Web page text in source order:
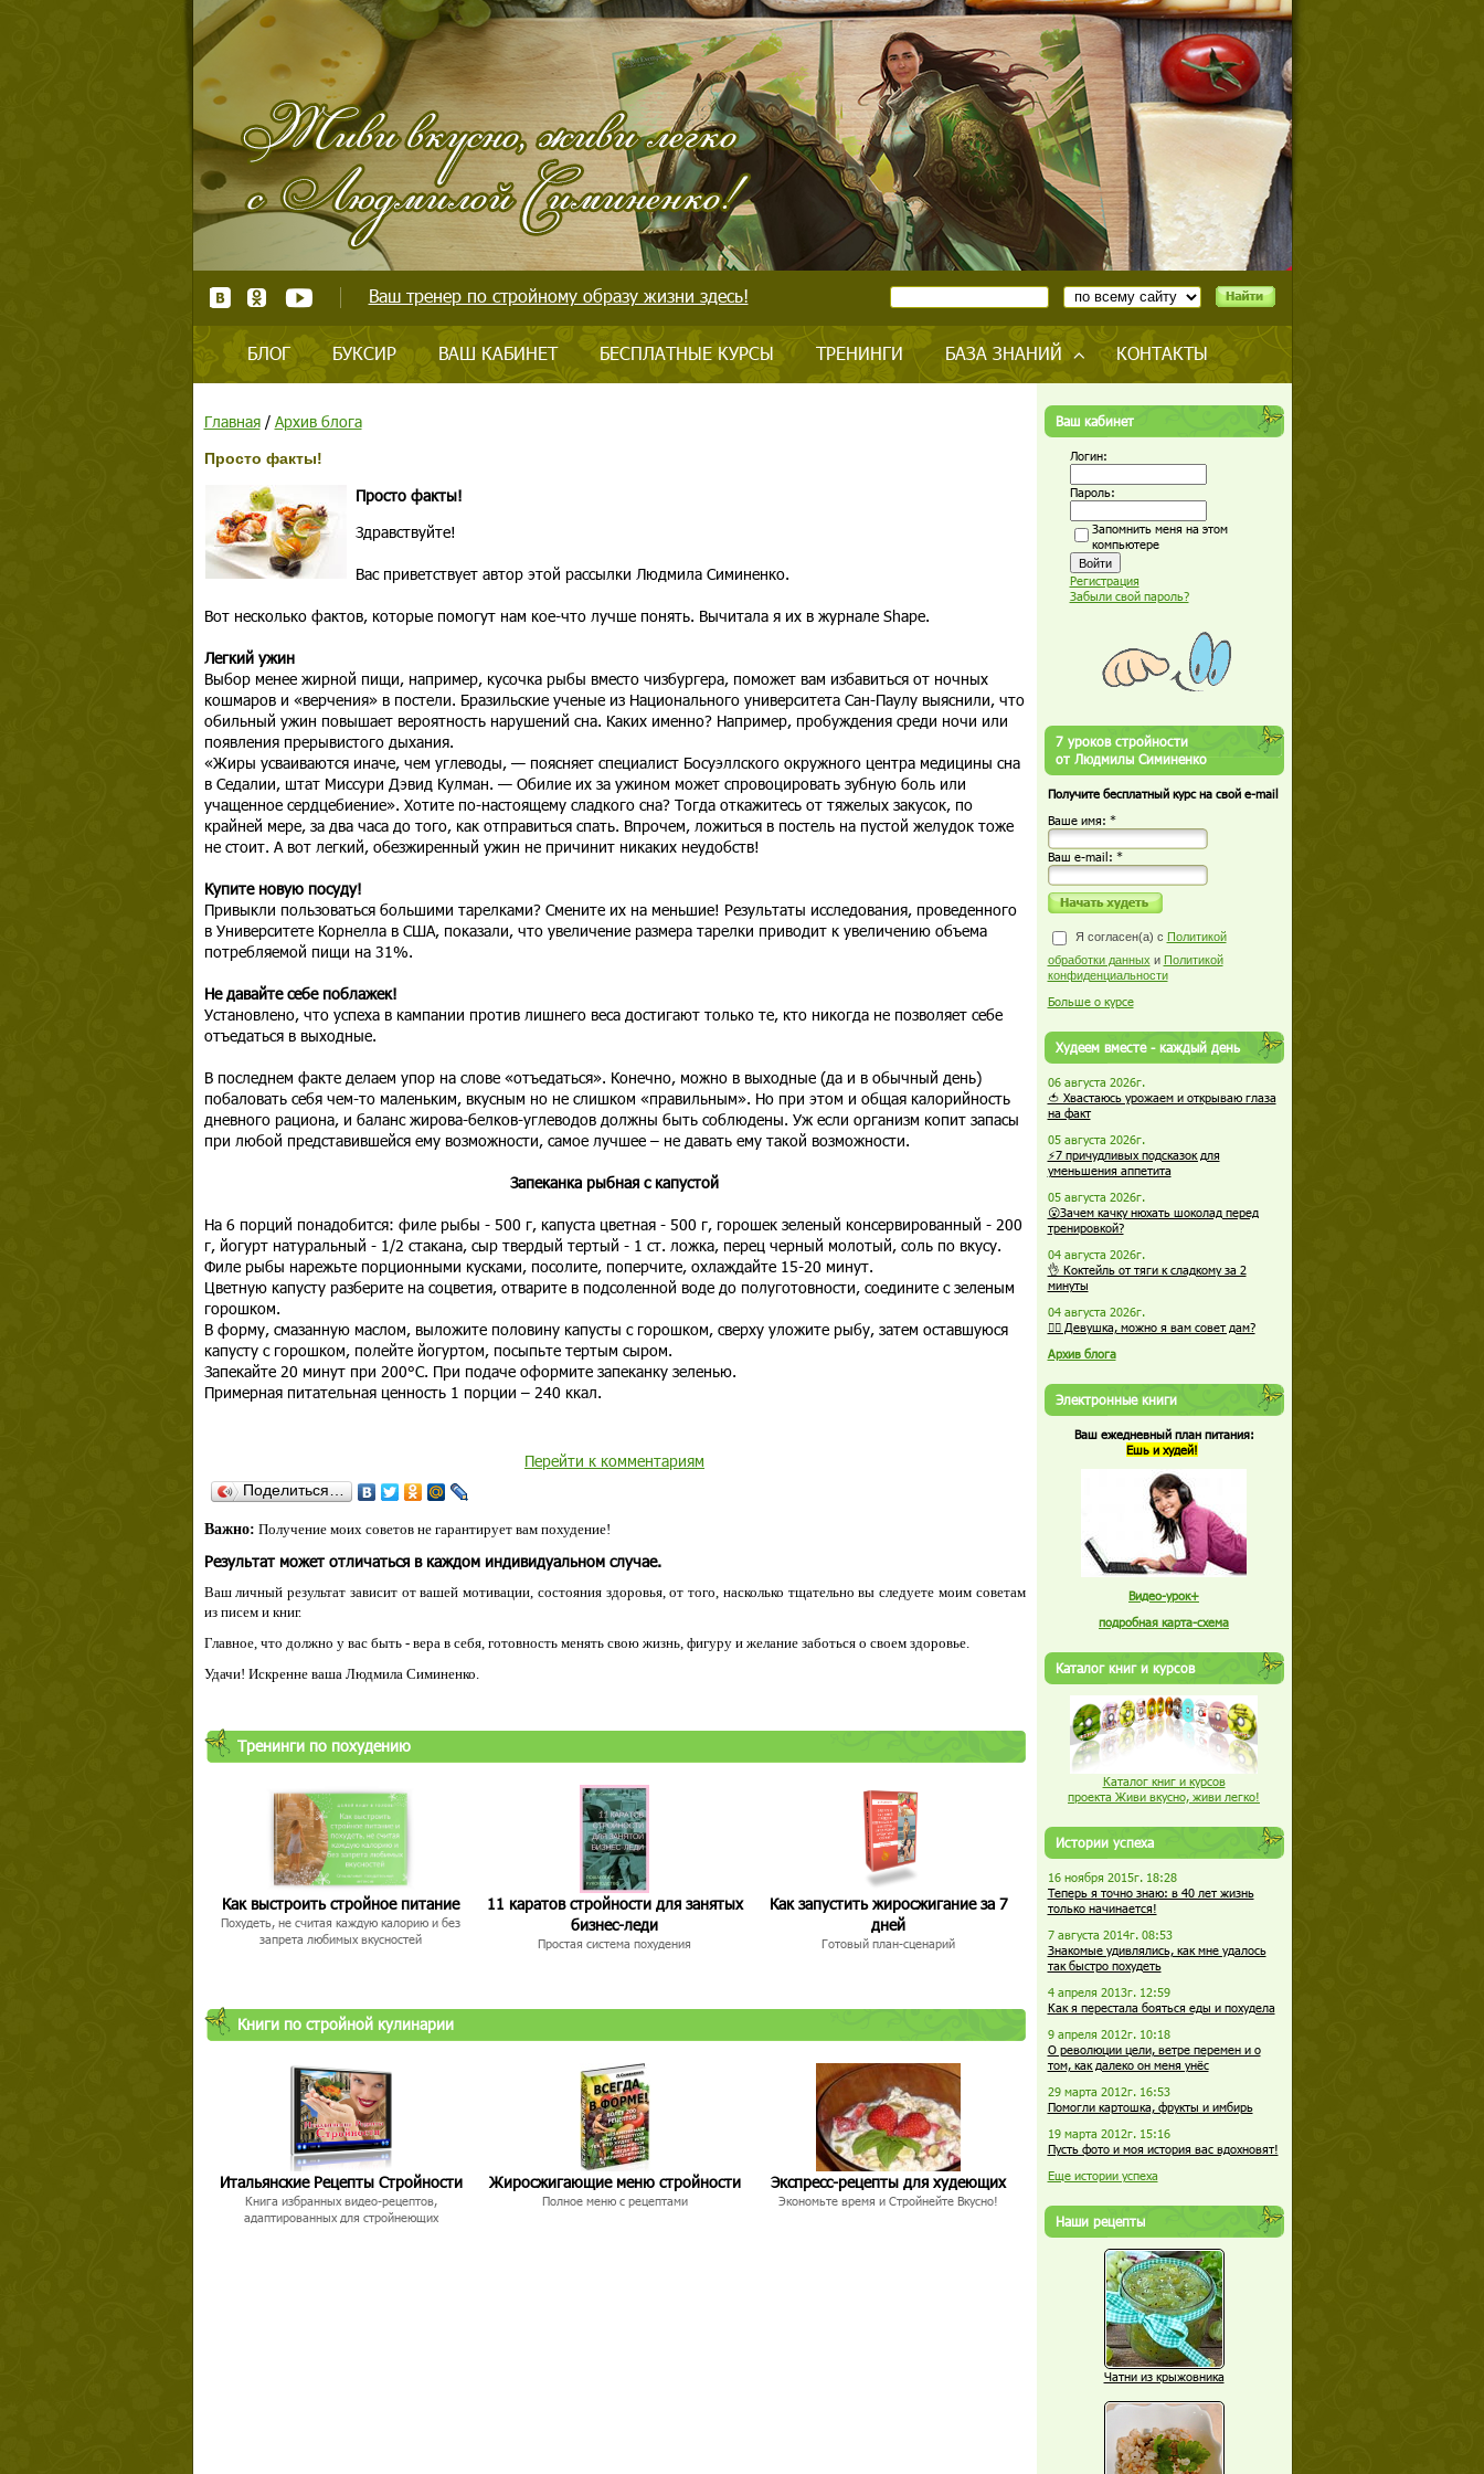
Ваш тренер по стройному образу жизни здесь!
БЛОГ БУКСИР ВАШ КАБИНЕТ БЕСПЛАТНЫЕ КУРСЫ ТРЕНИНГИ БАЗА ЗНАНИЙ КОНТАКТЫ
Главная/ Архив блога
Просто факты!
Просто факты!
Здравствуйте!
Вас приветствует автор этой рассылки Людмила Симиненко.
Вот несколько фактов, которые помогут нам кое-что лучше понять. Вычитала я их в журнале Shape.
Легкий ужин
Выбор менее жирной пищи, например, кусочка рыбы вместо чизбургера, поможет вам избавиться от ночных
кошмаров и «верчения» в постели. Бразильские ученые из Национального университета Сан-Паулу выяснили, что
обильный ужин повышает вероятность нарушений сна. Каких именно? Например, пробуждения среди ночи или
появления прерывистого дыхания.
«Жиры усваиваются иначе, чем углеводы, — поясняет специалист Босуэллского окружного центра медицины сна
в Седалии, штат Миссури Дэвид Кулман. — Обилие их за ужином может спровоцировать зубную боль или
учащенное сердцебиение». Хотите по-настоящему сладкого сна? Тогда откажитесь от тяжелых закусок, по
крайней мере, за два часа до того, как отправиться спать. Впрочем, ложиться в постель на пустой желудок тоже
не стоит. А вот легкий, обезжиренный ужин не причинит никаких неудобств!
Купите новую посуду!
Привыкли пользоваться большими тарелками? Смените их на меньшие! Результаты исследования, проведенного
в Университете Корнелла в США, показали, что увеличение размера тарелки приводит к увеличению объема
потребляемой пищи на 31%.
Не давайте себе поблажек!
Установлено, что успеха в кампании против лишнего веса достигают только те, кто никогда не позволяет себе
отъедаться в выходные.
В последнем факте делаем упор на слове «отъедаться». Конечно, можно в выходные (да и в обычный день)
побаловать себя чем-то маленьким, вкусным но не слишком «правильным». Но при этом и общая калорийность
дневного рациона, и баланс жирова-белков-углеводов должны быть соблюдены. Уж если организм копит запасы
при любой представившейся ему возможности, самое лучшее – не давать ему такой возможности.
Запеканка рыбная с капустой
На 6 порций понадобится: филе рыбы - 500 г, капуста цветная - 500 г, горошек зеленый консервированный - 200
г, йогурт натуральный - 1/2 стакана, сыр твердый тертый - 1 ст. ложка, перец черный молотый, соль по вкусу.
Филе рыбы нарежьте порционными кусками, посолите, поперчите, охлаждайте 15-20 минут.
Цветную капусту разберите на соцветия, отварите в подсоленной воде до полуготовности, соедините с зеленым
горошком.
В форму, смазанную маслом, выложите половину капусты с горошком, сверху уложите рыбу, затем оставшуюся
капусту с горошком, полейте йогуртом, посыпьте тертым сыром.
Запекайте 20 минут при 200°С. При подаче оформите запеканку зеленью.
Примерная питательная ценность 1 порции – 240 ккал.
Перейти к комментариям
Поделиться…
Важно: Получение моих советов не гарантирует вам похудение!
Результат может отличаться в каждом индивидуальном случае.
Ваш личный результат зависит от вашей мотивации, состояния здоровья, от того, насколько тщательно вы следуете моим советам
из писем и книг.
Главное, что должно у вас быть - вера в себя, готовность менять свою жизнь, фигуру и желание заботься о своем здоровье.
Удачи! Искренне ваша Людмила Симиненко.
Тренинги по похудению
Как выстроить стройное питание
Похудеть, не считая каждую калорию и без
запрета любимых вкусностей
11 каратов стройности для занятых
бизнес-леди
Простая система похудения
Как запустить жиросжигание за 7
дней
Готовый план-сценарий
Книги по стройной кулинарии
Итальянские Рецепты Стройности
Книга избранных видео-рецептов,
адаптированных для стройнеющих
Жиросжигающие меню стройности
Полное меню с рецептами
Экспресс-рецепты для худеющих
Экономьте время и Стройнейте Вкусно!
Ваш кабинет
Логин:
Пароль:
Запомнить меня на этом
компьютере
Регистрация
Забыли свой пароль?
7 уроков стройности
от Людмилы Симиненко
Получите бесплатный курс на свой e-mail
Ваше имя: *
Ваш е-mail: *
Я согласен(а) с Политикой
обработки данных и Политикой
конфиденциальности
Больше о курсе
Худеем вместе - каждый день
06 августа 2026г.
🍅 Хвастаюсь урожаем и открываю глаза
на факт
05 августа 2026г.
⚡7 причудливых подсказок для
уменьшения аппетита
05 августа 2026г.
😮Зачем качку нюхать шоколад перед
тренировкой?
04 августа 2026г.
👌 Коктейль от тяги к сладкому за 2
минуты
04 августа 2026г.
🏋️‍♀️ Девушка, можно я вам совет дам?
Архив блога
Электронные книги
Ваш ежедневный план питания:
Ешь и худей!
Видео-урок+
подробная карта-схема
Каталог книг и курсов
Каталог книг и курсов
проекта Живи вкусно, живи легко!
Истории успеха
16 ноября 2015г. 18:28
Теперь я точно знаю: в 40 лет жизнь
только начинается!
7 августа 2014г. 08:53
Знакомые удивлялись, как мне удалось
так быстро похудеть
4 апреля 2013г. 12:59
Как я перестала бояться еды и похудела
9 апреля 2012г. 10:18
О революции цели, ветре перемен и о
том, как далеко он меня унёс
29 марта 2012г. 16:53
Помогли картошка, фрукты и имбирь
19 марта 2012г. 15:16
Пусть фото и моя история вас вдохновят!
Еще истории успеха
Наши рецепты
Чатни из крыжовника